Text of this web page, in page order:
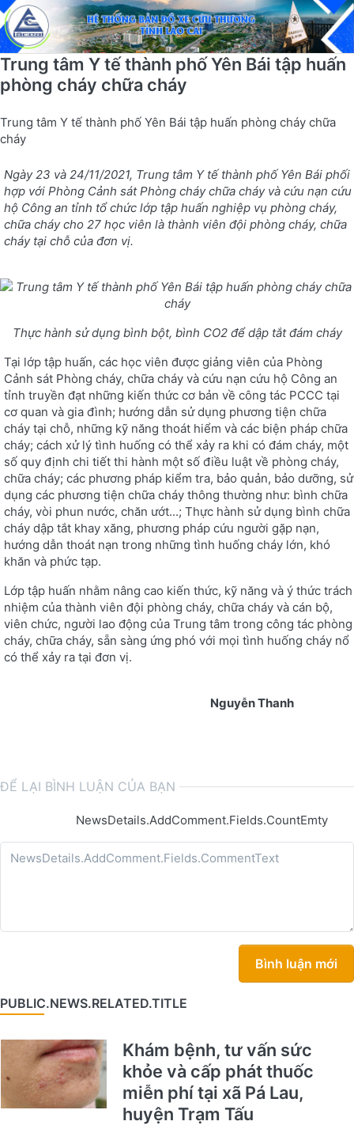
Trung tâm Y tế thành phố Yên Bái tập huấn
phòng cháy chữa cháy
Trung tâm Y tế thành phố Yên Bái tập huấn phòng cháy chữa
cháy
Ngày 23 và 24/11/2021, Trung tâm Y tế thành phố Yên Bái phối
hợp với Phòng Cảnh sát Phòng cháy chữa cháy và cứu nạn cứu
hộ Công an tỉnh tổ chức lớp tập huấn nghiệp vụ phòng cháy,
chữa cháy cho 27 học viên là thành viên đội phòng cháy, chữa
cháy tại chỗ của đơn vị.
Thực hành sử dụng bình bột, bình CO2 để dập tắt đám cháy
Tại lớp tập huấn, các học viên được giảng viên của Phòng
Cảnh sát Phòng cháy, chữa cháy và cứu nạn cứu hộ Công an
tỉnh truyền đạt những kiến thức cơ bản về công tác PCCC tại
cơ quan và gia đình; hướng dẫn sử dụng phương tiện chữa
cháy tại chỗ, những kỹ năng thoát hiểm và các biện pháp chữa
cháy; cách xử lý tình huống có thể xảy ra khi có đám cháy, một
số quy định chi tiết thi hành một số điều luật về phòng cháy,
chữa cháy; các phương pháp kiểm tra, bảo quản, bảo dưỡng, sử
dụng các phương tiện chữa cháy thông thường như: bình chữa
cháy, vòi phun nước, chăn ướt...; Thực hành sử dụng bình chữa
cháy dập tắt khay xăng, phương pháp cứu người gặp nạn,
hướng dẫn thoát nạn trong những tình huống cháy lớn, khó
khăn và phức tạp.
Lớp tập huấn nhằm nâng cao kiến thức, kỹ năng và ý thức trách
nhiệm của thành viên đội phòng cháy, chữa cháy và cán bộ,
viên chức, người lao động của Trung tâm trong công tác phòng
cháy, chữa cháy, sẵn sàng ứng phó với mọi tình huống cháy nổ
có thể xảy ra tại đơn vị.
Nguyễn Thanh
ĐỂ LẠI BÌNH LUẬN CỦA BẠN
NewsDetails.AddComment.Fields.CountEmty
Bình luận mới
PUBLIC.NEWS.RELATED.TITLE
Khám bệnh, tư vấn sức
khỏe và cấp phát thuốc
miễn phí tại xã Pá Lau,
huyện Trạm Tấu